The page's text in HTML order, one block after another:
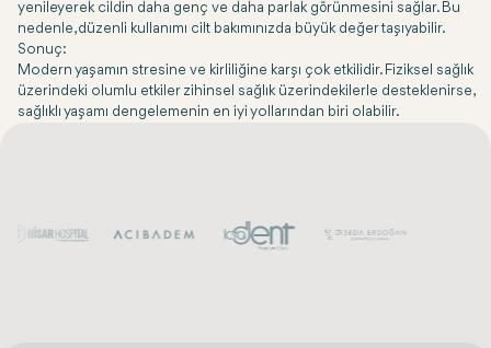
yenileyerek cildin daha genç ve daha parlak görünmesini sağlar. Bu
nedenle, düzenli kullanımı cilt bakımınızda büyük değer taşıyabilir.
Sonuç:
Modern yaşamın stresine ve kirliliğine karşı çok etkilidir. Fiziksel sağlık
üzerindeki olumlu etkiler zihinsel sağlık üzerindekilerle desteklenirse,
sağlıklı yaşamı dengelemenin en iyi yollarından biri olabilir.